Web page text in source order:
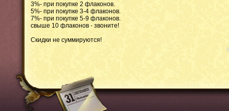
3%- при покупке 2 флаконов.
5%- при покупке 3-4 флаконов.
7%- при покупке 5-9 флаконов.
свыше 10 флаконов - звоните!
Скидки не суммируются!